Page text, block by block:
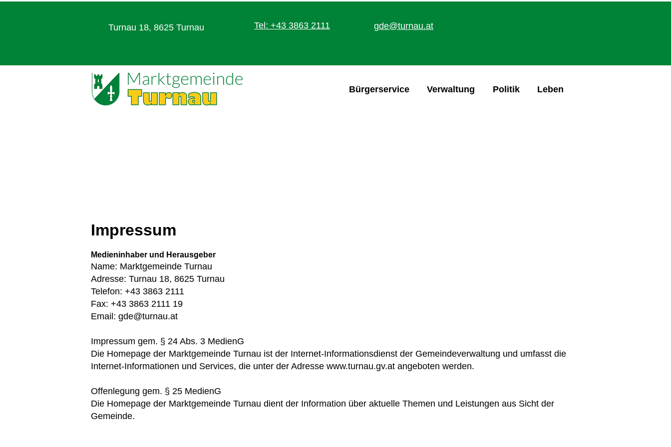
Turnau 18, 8625 Turnau Tel: +43 3863 2111 gde@turnau.at
Bürgerservice Verwaltung Politik Leben
Impressum
Medieninhaber und Herausgeber
Name: Marktgemeinde Turnau
Adresse: Turnau 18, 8625 Turnau
Telefon: +43 3863 2111
Fax: +43 3863 2111 19
Email: gde@turnau.at
Impressum gem. § 24 Abs. 3 MedienG
Die Homepage der Marktgemeinde Turnau ist der Internet-Informationsdienst der Gemeindeverwaltung und umfasst die
Internet-Informationen und Services, die unter der Adresse www.turnau.gv.at angeboten werden.
Offenlegung gem. § 25 MedienG
Die Homepage der Marktgemeinde Turnau dient der Information über aktuelle Themen und Leistungen aus Sicht der
Gemeinde.